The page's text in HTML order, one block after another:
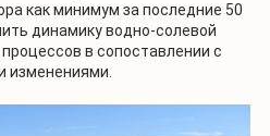
как минимум за последние 50
динамику водно-солевой
в сопоставлении с
изменениями.